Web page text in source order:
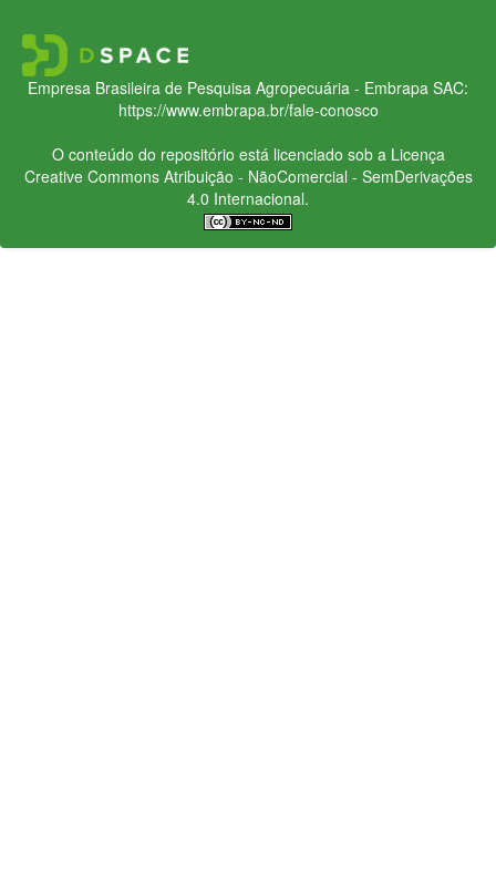
Empresa Brasileira de Pesquisa Agropecuária - Embrapa SAC:
https://www.embrapa.br/fale-conosco
O conteúdo do repositório está licenciado sob a Licença
Creative CommonsAtribuição - NãoComercial - SemDerivações
4.0 Internacional.